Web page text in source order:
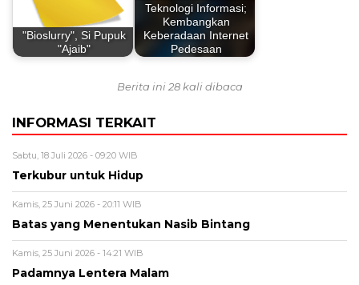
"Bioslurry", Si Pupuk
"Ajaib"
Teknologi Informasi;
Kembangkan
Keberadaan Internet
Pedesaan
Berita ini 28 kali dibaca
INFORMASI TERKAIT
Sabtu, 18 Juli 2026 - 09:20 WIB
Terkubur untuk Hidup
Kamis, 25 Juni 2026 - 20:11 WIB
Batas yang Menentukan Nasib Bintang
Kamis, 25 Juni 2026 - 14:21 WIB
Padamnya Lentera Malam